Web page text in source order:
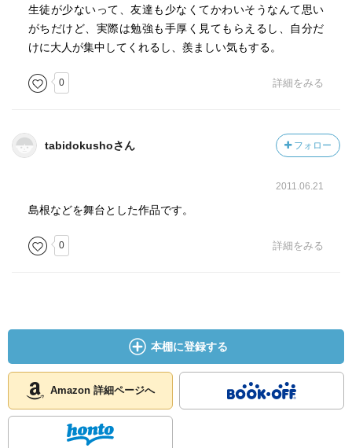
生徒が少ないって、友達も少なくてかわいそうなんて思い
がちだけど、実際は勉強も手厚く見てもらえるし、自分だ
けに大人が集中してくれるし、羨ましい気もする。
0 詳細をみる
tabidokushoさん フォロー
2011.06.21
島根などを舞台とした作品です。
0 詳細をみる
本棚に登録する
Amazon 詳細ページへ